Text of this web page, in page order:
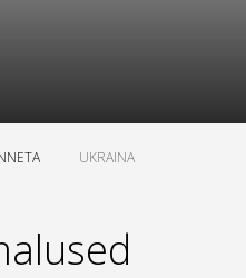
UKRAINA